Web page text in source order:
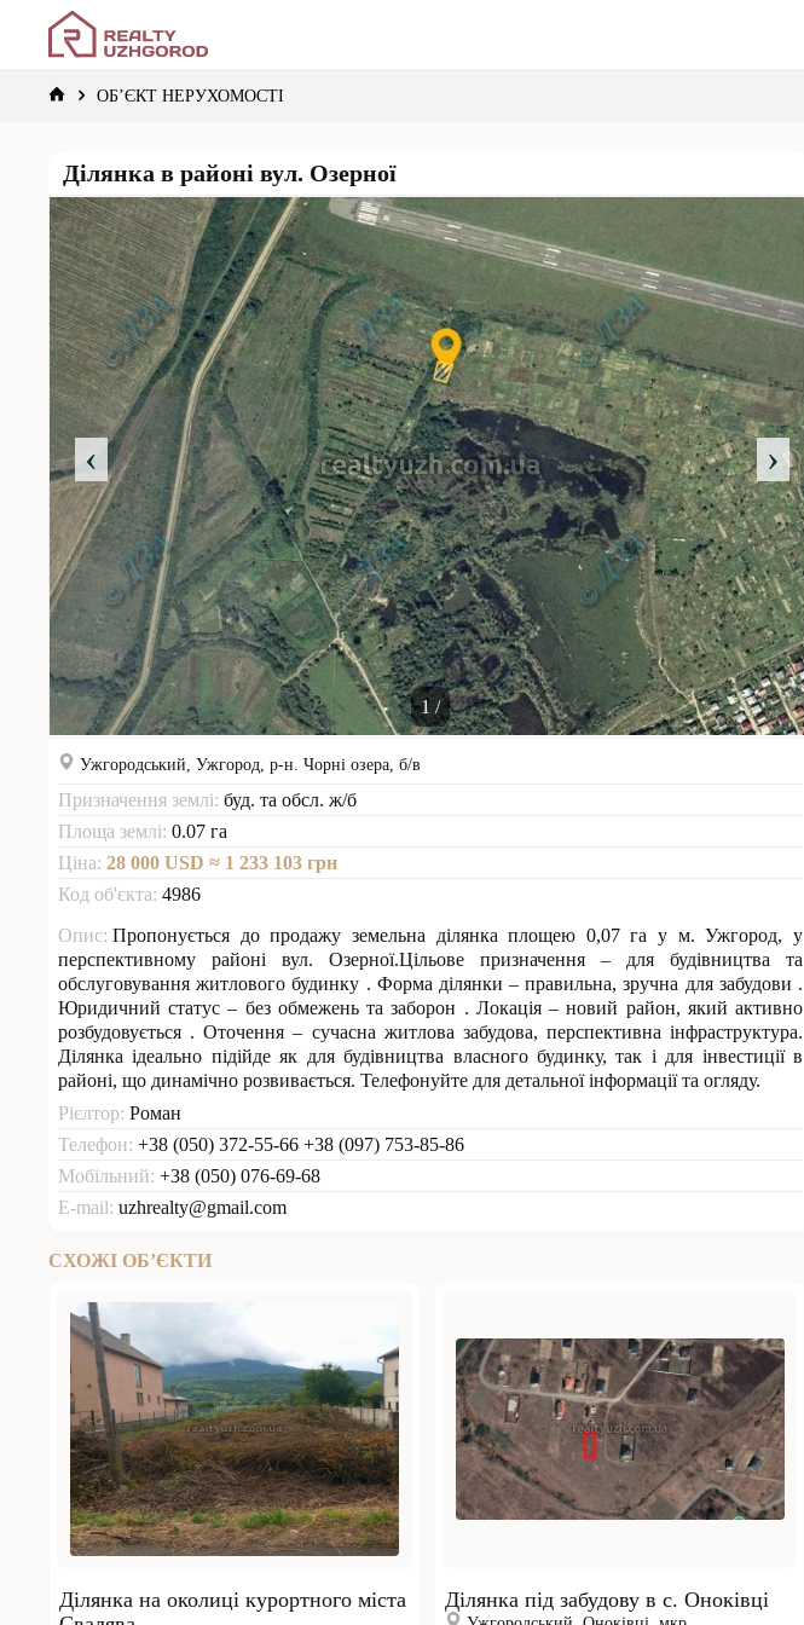
HOMEОБ’ЄКТ НЕРУХОМОСТІ
Ділянка в районі вул. Озерної
1 /
Ужгородський, Ужгород, р-н. Чорні озера, б/в
Призначення землі: буд. та обсл. ж/б
Площа землі: 0.07 га
Ціна: 28 000 USD ≈ 1 233 103 грн
Код об'єкта: 4986
Опис: Пропонується до продажу земельна ділянка площею 0,07 га у м. Ужгород, у
перспективному районі вул. Озерної.Цільове призначення – для будівництва та
обслуговування житлового будинку . Форма ділянки – правильна, зручна для забудови .
Юридичний статус – без обмежень та заборон . Локація – новий район, який активно
розбудовується . Оточення – сучасна житлова забудова, перспективна інфраструктура.
Ділянка ідеально підійде як для будівництва власного будинку, так і для інвестиції в
районі, що динамічно розвивається. Телефонуйте для детальної інформації та огляду.
Рієлтор: Роман
Телефон: +38 (050) 372-55-66 +38 (097) 753-85-86
Мобільний: +38 (050) 076-69-68
E-mail: uzhrealty@gmail.com
СХОЖІ ОБ’ЄКТИ
Ділянка на околиці курортного міста
Ділянка під забудову в с. Оноківці